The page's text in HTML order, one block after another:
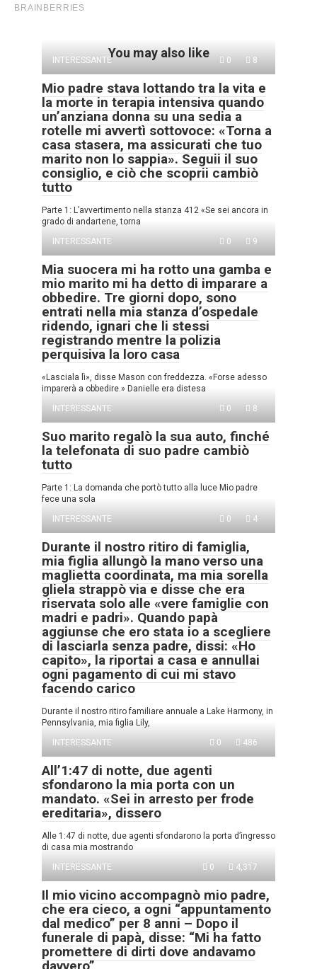
You may also like
INTERESSANTE 0 8
Mio padre stava lottando tra la vita e
la morte in terapia intensiva quando
un’anziana donna su una sedia a
rotelle mi avvertì sottovoce: «Torna a
casa stasera, ma assicurati che tuo
marito non lo sappia». Seguii il suo
consiglio, e ciò che scoprii cambiò
tutto
Parte 1: L’avvertimento nella stanza 412 «Se sei ancora in
grado di andartene, torna
INTERESSANTE
0 9
Mia suocera mi ha rotto una gamba e
mio marito mi ha detto di imparare a
obbedire. Tre giorni dopo, sono
entrati nella mia stanza d’ospedale
ridendo, ignari che li stessi
registrando mentre la polizia
perquisiva la loro casa
«Lasciala lì», disse Mason con freddezza. «Forse adesso
imparerà a obbedire.» Danielle era distesa
INTERESSANTE
0 8
Suo marito regalò la sua auto, finché
la telefonata di suo padre cambiò
tutto
Parte 1: La domanda che portò tutto alla luce Mio padre
fece una sola
INTERESSANTE
0 4
Durante il nostro ritiro di famiglia,
mia figlia allungò la mano verso una
maglietta coordinata, ma mia sorella
gliela strappò via e disse che era
riservata solo alle «vere famiglie con
madri e padri». Quando papà
aggiunse che ero stata io a scegliere
di lasciarla senza padre, dissi: «Ho
capito», la riportai a casa e annullai
ogni pagamento di cui mi stavo
facendo carico
Durante il nostro ritiro familiare annuale a Lake Harmony, in
Pennsylvania, mia figlia Lily,
INTERESSANTE
0 486
All’1:47 di notte, due agenti
sfondarono la mia porta con un
mandato. «Sei in arresto per frode
ereditaria», dissero
Alle 1:47 di notte, due agenti sfondarono la porta d’ingresso
di casa mia mostrando
INTERESSANTE
0 4,317
Il mio vicino accompagnò mio padre,
che era cieco, a ogni “appuntamento
dal medico” per 8 anni – Dopo il
funerale di papà, disse: “Mi ha fatto
promettere di dirti dove andavamo
davvero”